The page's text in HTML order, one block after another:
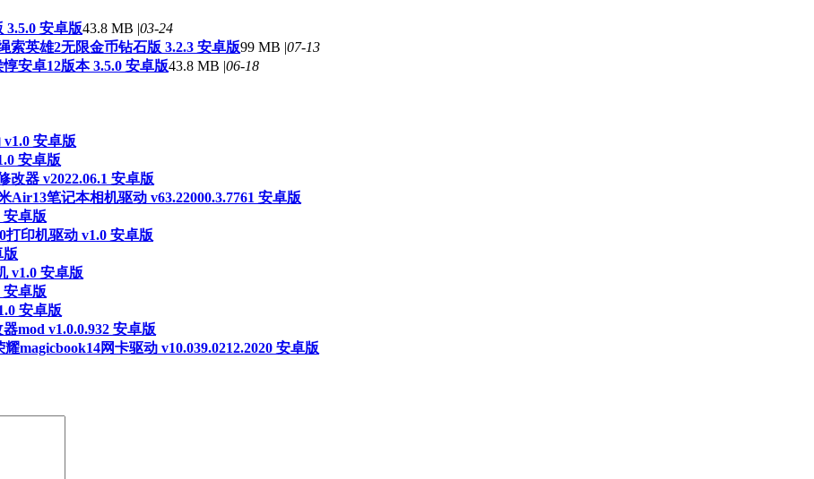
3.5.0 安卓版43.8 MB |03-24
索英雄2无限金币钻石版 3.2.3 安卓版99 MB |07-13
安卓12版本 3.5.0 安卓版43.8 MB |06-18
安卓版
安卓版
改器 v2022.06.1 安卓版
Air13笔记本相机驱动 v63.22000.3.7761 安卓版
安卓版
打印机驱动 v1.0 安卓版
版
v1.0 安卓版
安卓版
安卓版
mod v1.0.0.932 安卓版
耀magicbook14网卡驱动 v10.039.0212.2020 安卓版